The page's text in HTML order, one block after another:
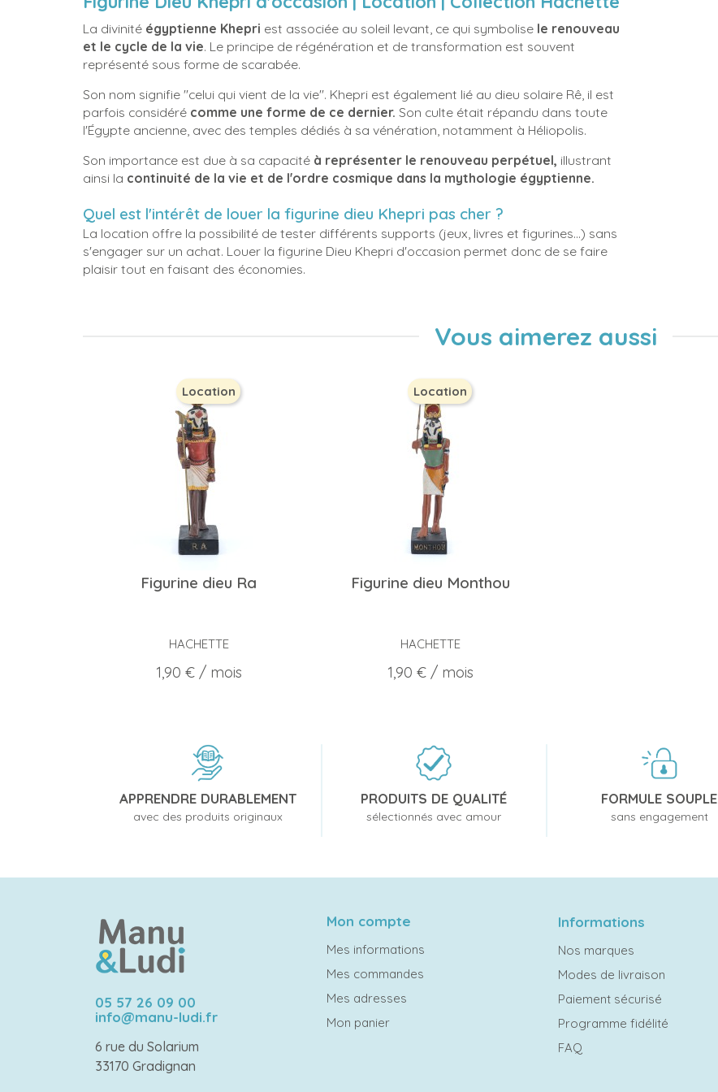
La divinité égyptienne Khepri est associée au soleil levant, ce qui symbolise le renouveau
et le cycle de la vie. Le principe de régénération et de transformation est souvent
représenté sous forme de scarabée.
Son nom signifie "celui qui vient de la vie". Khepri est également lié au dieu solaire Rê, il est
parfois considéré comme une forme de ce dernier. Son culte était répandu dans toute
l'Égypte ancienne, avec des temples dédiés à sa vénération, notamment à Héliopolis.
Son importance est due à sa capacité à représenter le renouveau perpétuel, illustrant
ainsi la continuité de la vie et de l'ordre cosmique dans la mythologie égyptienne.
Quel est l'intérêt de louer la figurine dieu Khepri pas cher ?
La location offre la possibilité de tester différents supports (jeux, livres et figurines...) sans
s'engager sur un achat. Louer la figurine Dieu Khepri d'occasion permet donc de se faire
plaisir tout en faisant des économies.
Vous aimerez aussi
Figurine dieu Ra
HACHETTE
Prix
1,90 €/ mois
Location
Figurine dieu Monthou
HACHETTE
Prix
1,90 €/ mois
Location
APPRENDRE DURABLEMENT
avec des produits originaux
PRODUITS DE QUALITÉ
sélectionnés avec amour
FORMULE SOUPLE
sans engagement
05 57 26 09 00
info@manu-ludi.fr
6 rue du Solarium
33170 Gradignan
Mon compte
Mes informations
Mes commandes
Mes adresses
Mon panier
Informations
Nos marques
Modes de livraison
Paiement sécurisé
Programme fidélité
FAQ